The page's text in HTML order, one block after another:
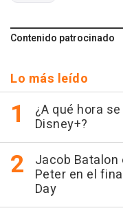
Contenido patrocinado
Lo más leído
¿A qué hora
Disney+?
Jacob
Peter en el
Day